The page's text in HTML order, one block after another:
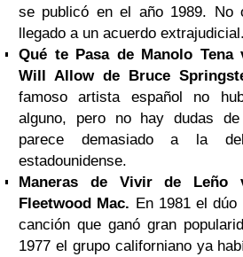
se publicó en el año 1989. No
llegado a un acuerdo extrajudicial.
Qué te Pasa de Manolo Tena
Will Allow de Bruce
famoso artista español no
alguno, pero no hay dudas
parece demasiado a la
estadounidense.
Maneras de Vivir de Leño
Fleetwood Mac. En 1981 el
canción que ganó gran
1977 el grupo californiano ya